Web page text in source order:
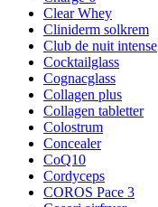
Clear Whey
Cliniderm solkrem
Club de nuit intense
Cocktailglass
Cognacglass
Collagen plus
Collagen tabletter
Colostrum
Concealer
CoQ10
Cordyceps
COROS Pace 3